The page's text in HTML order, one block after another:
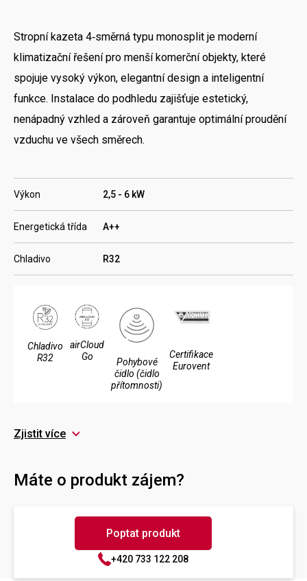
Stropní kazeta 4‑směrná typu monosplit je moderní
klimatizační řešení pro menší komerční objekty, které
spojuje vysoký výkon, elegantní design a inteligentní
funkce. Instalace do podhledu zajišťuje estetický,
nenápadný vzhled a zároveň garantuje optimální proudění
vzduchu ve všech směrech.
Výkon 2,5 - 6 kW
Energetická třída A++
Chladivo R32
Chladivo
R32
airCloud
Go
Pohybové
čidlo (čidlo
přítomnosti)
Certifikace
Eurovent
Zjistit více
Máte o produkt zájem?
Poptat produkt
+420 733 122 208